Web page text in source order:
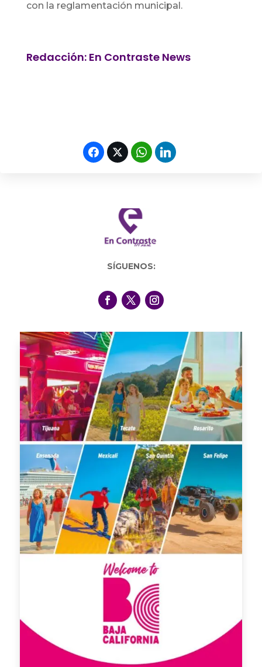
con la reglamentación municipal.
Redacción: En Contraste News
SÍGUENOS: